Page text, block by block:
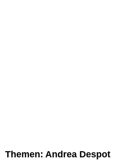
Themen: Andrea Despot